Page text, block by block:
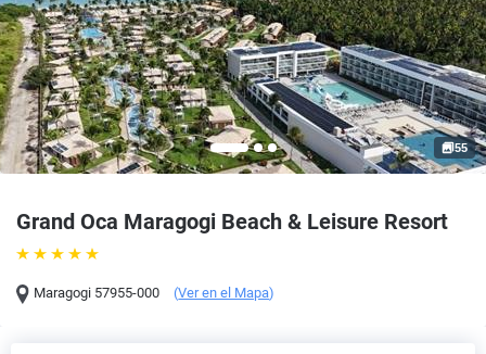
Grand Oca Maragogi Beach & Leisure Resort
Maragogi 57955-000 (Ver en el Mapa)
55